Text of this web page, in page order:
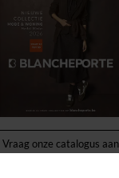
Vraag onze catalogus aan